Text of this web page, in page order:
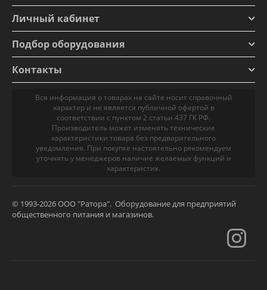
Личный кабинет
Подбор оборудования
Контакты
Вся информация о товарах на сайте носит справочный
характер и не является публичной офертой в
соответствии с пунктом 2 статьи 437 ГК РФ.
Производитель может изменять технические
характеристики товара без предварительного
уведомления. При покупке настоятельно рекомендуем
уточнять у менеджеров наличие желаемых функций и
характеристик.
© 1993-2026 ООО "Ратора". Оборудование для предприятий
общественного питания и магазинов.